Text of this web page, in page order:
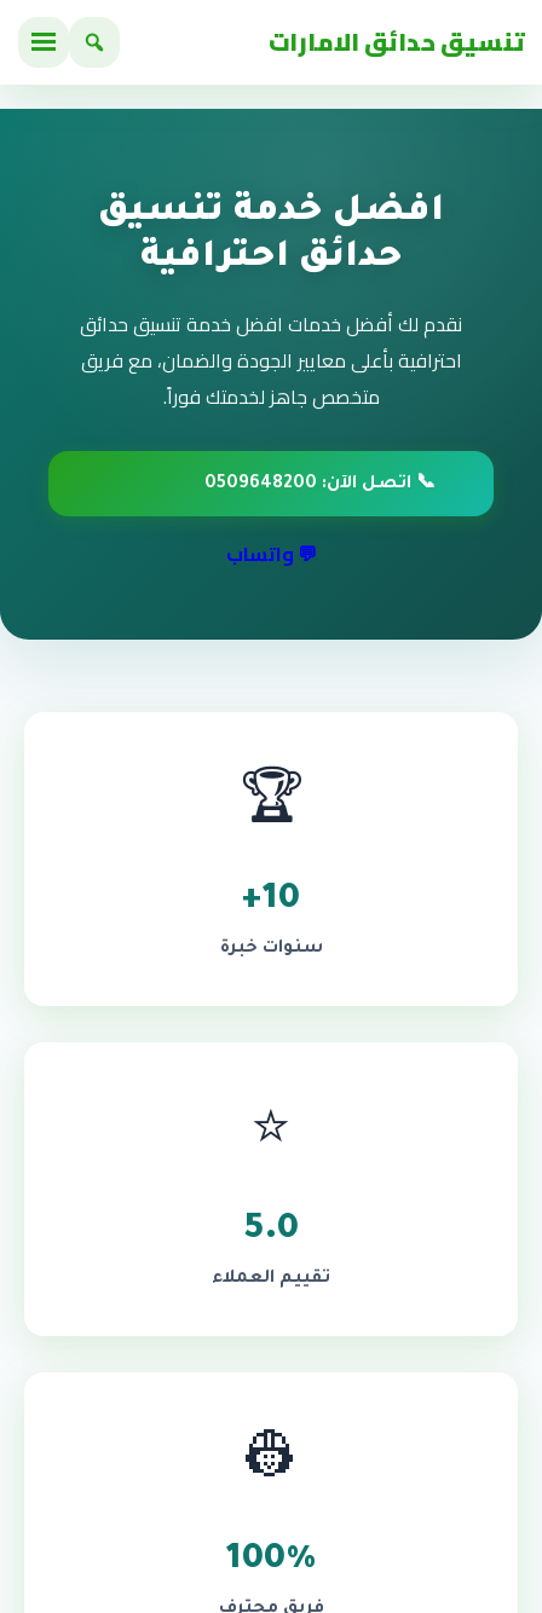
تنسيق حدائق الامارات
افضل خدمة تنسيق
حدائق احترافية
نقدم لك أفضل خدمات افضل خدمة تنسيق حدائق
احترافية بأعلى معايير الجودة والضمان، مع فريق
متخصص جاهز لخدمتك فوراً.
📞 اتصل الآن: 0509648200
💬 واتساب
🏆
10+
سنوات خبرة
⭐
5.0
تقييم العملاء
👷
100%
فريق محترف